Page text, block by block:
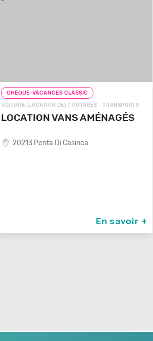
CHEQUE-VACANCES CLASSIC
VOITURE (LOCATION DE) / VOYAGES - TRANSPORTS
LOCATION VANS AMÉNAGÉS
20213 Penta Di Casinca
En savoir +